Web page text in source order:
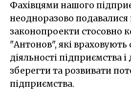
Фахівцями нашого
неодноразово подавалися
законопроекти стосовно
"Антонов", які враховують
діяльності підприємства і
зберегти та розвивати
підприємства.